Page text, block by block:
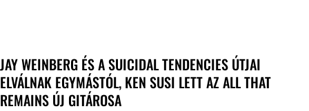
JAY WEINBERG ÉS A SUICIDAL TENDENCIES ÚTJAI
ELVÁLNAK EGYMÁSTÓL, KEN SUSI LETT AZ ALL THAT
REMAINS ÚJ GITÁROSA